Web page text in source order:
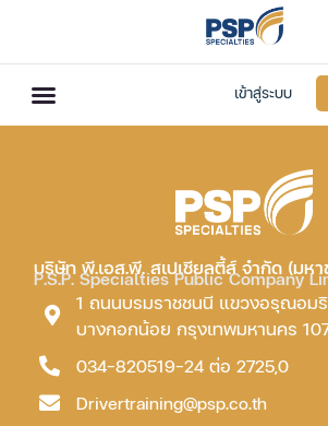
เข้าสู่ระบบ
บริษัท พี.เอส.พี. สเปเชียลตี้ส์ จำกัด (มหา
P.S.P. Specialties Public Company
1 ถนนบรมราชชนนี แขวงอรุณอม
บางกอกน้อย กรุงเทพมหานคร
034-820519-24 ต่อ 2725,0
Drivertraining@psp.co.th